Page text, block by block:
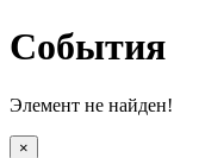
События
Элемент не найден!
×